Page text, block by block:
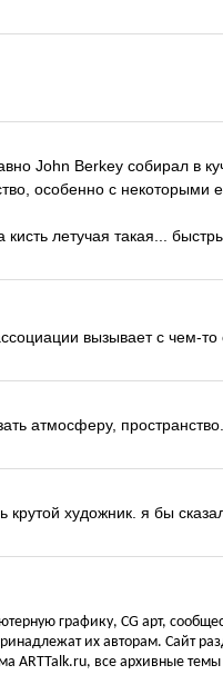
John Berkey собирал в
особенно с некоторыми
кисть летучая такая...
вызывает с чем-
атмосферу,
крутой художник. я бы
графику, CG арт,
их авторам. Сайт
ARTTalk.ru, все архивные